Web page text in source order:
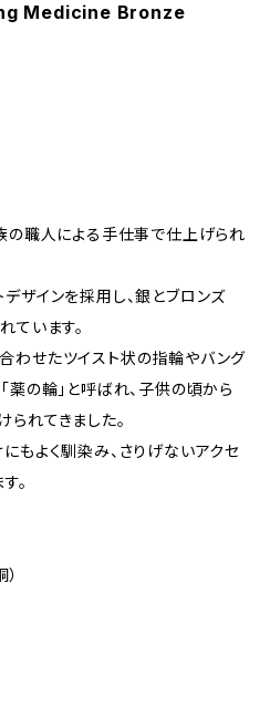
Medicine Bronze
の職人による手仕事で仕上げられ
ザインを採用し、銀とブロンズ
ています。
わせたツイスト状の指輪やバング
薬の輪」と呼ばれ、子供の頃から
れてきました。
もよく馴染み、さりげないアクセ
。